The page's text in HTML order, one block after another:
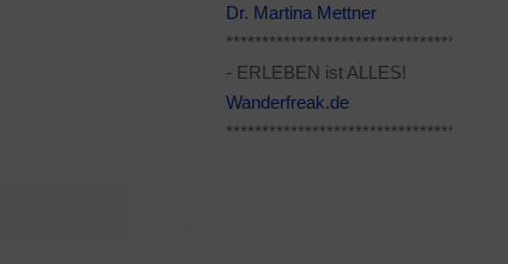
Dr. Martina Mettner
- ERLEBEN ist ALLES!
Wanderfreak.de